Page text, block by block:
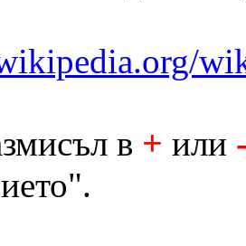
в + или